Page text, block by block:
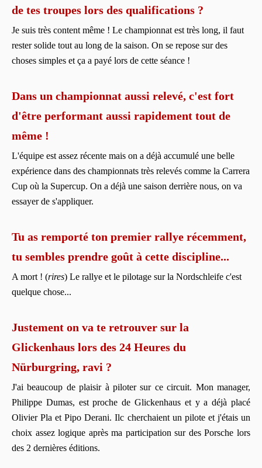
de tes troupes lors des qualifications ?
Je suis très content même ! Le championnat est très long, il faut
rester solide tout au long de la saison. On se repose sur des
choses simples et ça a payé lors de cette séance !
Dans un championnat aussi relevé, c'est fort
d'être performant aussi rapidement tout de
même !
L'équipe est assez récente mais on a déjà accumulé une belle
expérience dans des championnats très relevés comme la Carrera
Cup où la Supercup. On a déjà une saison derrière nous, on va
essayer de s'appliquer.
Tu as remporté ton premier rallye récemment,
tu sembles prendre goût à cette discipline...
A mort ! (rires) Le rallye et le pilotage sur la Nordschleife c'est
quelque chose...
Justement on va te retrouver sur la
Glickenhaus lors des 24 Heures du
Nürburgring, ravi ?
J'ai beaucoup de plaisir à piloter sur ce circuit. Mon manager,
Philippe Dumas, est proche de Glickenhaus et y a déjà placé
Olivier Pla et Pipo Derani. Ilc cherchaient un pilote et j'étais un
choix assez logique après ma participation sur des Porsche lors
des 2 dernières éditions.